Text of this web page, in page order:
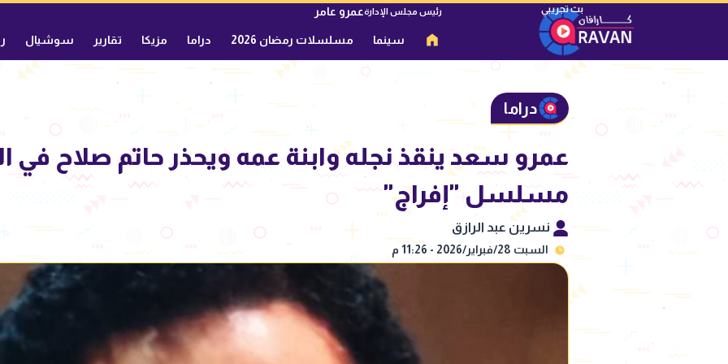
رئيس مجلس الإدارةعمرو عامر
سينما مسلسلات رمضان 2026 دراما مزيكا تقارير سوشيال
دراما
مسلسل "إفراج"
نسرين عبد الرازق
السبت 28/فبراير/2026 - 11:26 م